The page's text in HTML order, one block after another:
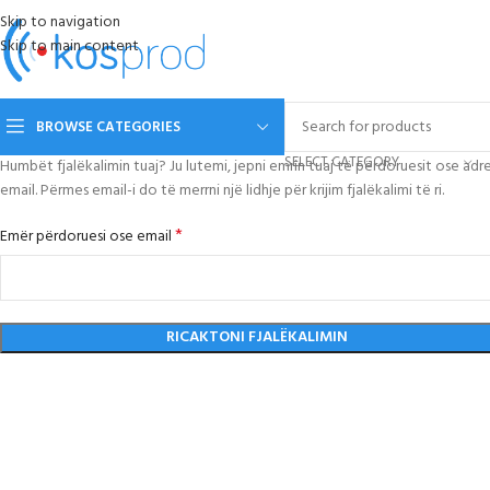
Skip to navigation
Skip to main content
BROWSE CATEGORIES
SELECT CATEGORY
Humbët fjalëkalimin tuaj? Ju lutemi, jepni emrin tuaj të përdoruesit ose
email. Përmes email-i do të merrni një lidhje për krijim fjalëkalimi të ri.
Emër përdoruesi ose email*
RICAKTONI FJALËKALIMIN